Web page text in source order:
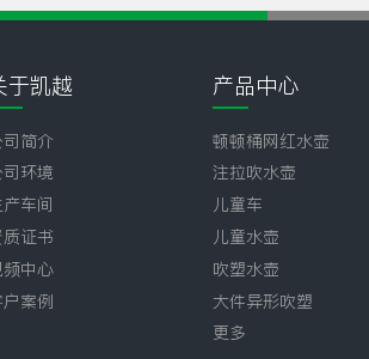
于凯越
简介
环境
车间
证书
中心
案例
产品中心
顿顿桶网红水壶
注拉吹水壶
儿童车
儿童水壶
吹塑水壶
大件异形吹塑
更多